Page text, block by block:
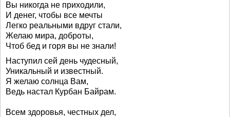
Вы никогда не приходили,
И денег, чтобы все мечты
Легко реальными вдруг стали,
Желаю мира, доброты,
Чтоб бед и горя вы не знали!
Наступил сей день чудесный,
Уникальный и известный.
Я желаю солнца Вам,
Ведь настал Курбан Байрам.
Всем здоровья, честных дел,